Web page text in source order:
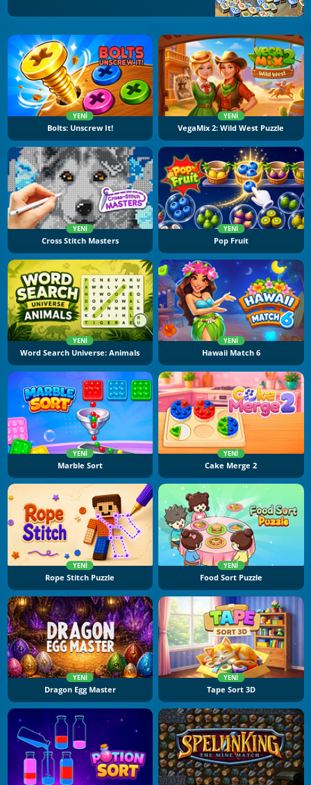
YENI
Bolts: Unscrew It!
YENI
VegaMix 2: Wild West Puzzle
YENI
Cross Stitch Masters
YENI
Pop Fruit
YENI
Word Search Universe: Animals
YENI
Hawaii Match 6
YENI
Marble Sort
YENI
Cake Merge 2
YENI
Rope Stitch Puzzle
YENI
Food Sort Puzzle
YENI
Dragon Egg Master
YENI
Tape Sort 3D